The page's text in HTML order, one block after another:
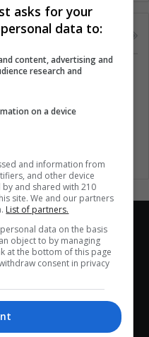
asks for your
data to:
content, advertising and
research and
on a device
and information from
and other device
and shared with 210
site. We and our partners
List of partners.
data on the basis
object to by managing
at the bottom of this page
consent in privacy